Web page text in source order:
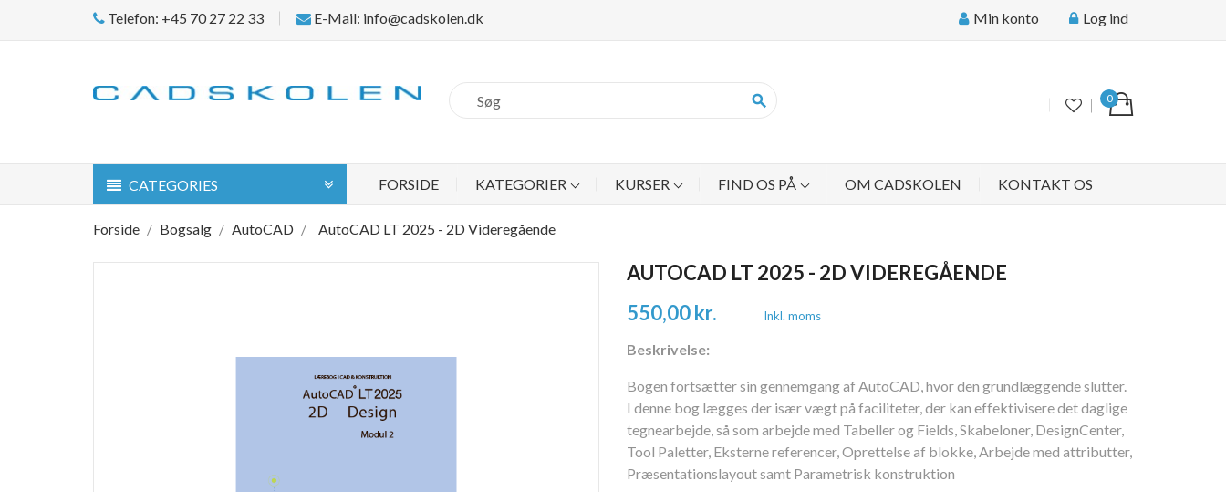
Telefon: +45 70 27 22 33 E-Mail: info@cadskolen.dk Min konto Log ind
0
search
CATEGORIES FORSIDE KATEGORIER KURSER FIND OS PÅ OM CADSKOLEN KONTAKT OS
Forside Bogsalg AutoCAD AutoCAD LT 2025 - 2D Videregående
AUTOCAD LT 2025 - 2D VIDEREGÅENDE
550,00 kr.
Inkl. moms
Beskrivelse:
Bogen fortsætter sin gennemgang af AutoCAD, hvor den grundlæggende slutter.
I denne bog lægges der især vægt på faciliteter, der kan effektivisere det daglige
tegnearbejde, så som arbejde med Tabeller og Fields, Skabeloner, DesignCenter,
Tool Paletter, Eksterne referencer, Oprettelse af blokke, Arbejde med attributter,
Præsentationslayout samt Parametrisk konstruktion